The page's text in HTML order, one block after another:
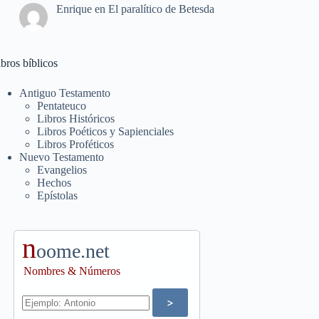
Enrique enEl paralítico de Betesda
bíblicos
Antiguo Testamento
Pentateuco
Libros Históricos
Libros Poéticos y Sapienciales
Libros Proféticos
Nuevo Testamento
Evangelios
Hechos
Epístolas
noome.net
Nombres & Números